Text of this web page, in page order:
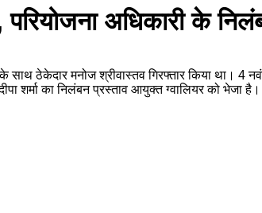
परियोजना अधिकारी के
ठेकेदार मनोज श्रीवास्तव गिरफ्तार किया था। 4
शर्मा का निलंबन प्रस्ताव आयुक्त ग्वालियर को भेजा है।